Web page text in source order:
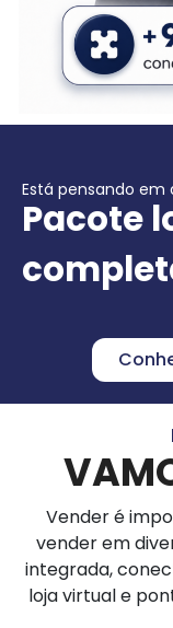
Está pensando em
Pacote
Vender é
vender em
integrada,
loja virtual e